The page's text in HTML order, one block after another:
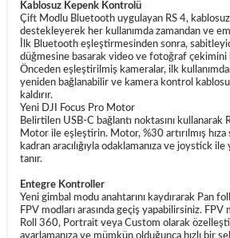
Kablosuz Kepenk Kontrolü
Çift Modlu Bluetooth uygulayan RS 4,
destekleyerek her kullanımda zamandan ve
İlk Bluetooth eşleştirmesinden sonra,
düğmesine basarak video ve fotoğraf
Önceden eşleştirilmiş kameralar, ilk
yeniden bağlanabilir ve kamera kontrol
kaldırır.
Yeni DJI Focus Pro Motor
Belirtilen USB-C bağlantı noktasını kullanarak
Motor ile eşleştirin. Motor, %30 artırılmış
kadran aracılığıyla odaklamanıza ve joystick ile
tanır.
Entegre Kontroller
Yeni gimbal modu anahtarını kaydırarak Pan
FPV modları arasında geçiş yapabilirsiniz. FPV
Roll 360, Portrait veya Custom olarak